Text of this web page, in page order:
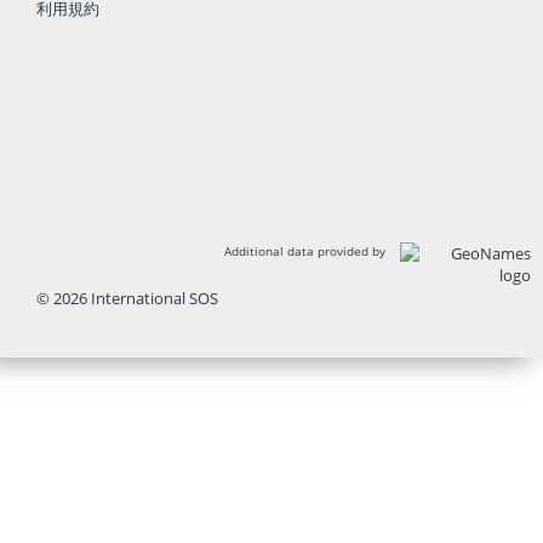
利用規約
Additional data provided by
© 2026 International SOS